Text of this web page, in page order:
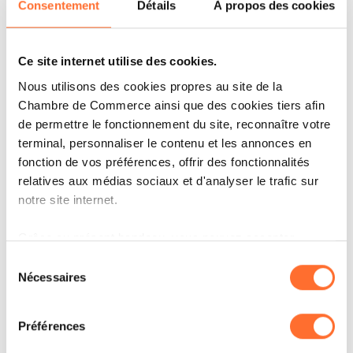
Consentement Détails À propos des cookies
Ce site internet utilise des cookies.
Nous utilisons des cookies propres au site de la
Chambre de Commerce ainsi que des cookies tiers afin
de permettre le fonctionnement du site, reconnaître votre
terminal, personnaliser le contenu et les annonces en
fonction de vos préférences, offrir des fonctionnalités
relatives aux médias sociaux et d'analyser le trafic sur
notre site internet.
Grâce au présent bandeau, vous pouvez accepter,
à l’exception des cookies strictement nécessaires au
fonctionnement du site. Une description des différents
cookies est accessible sous l’onglet « Détails » ci-
dessus.
Nécessaires
Préférences
IT'S MY STORY
OOBAMINT : PLUS QU’UNE
EXPÉRIENCE !